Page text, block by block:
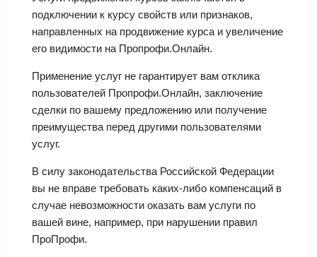
подключении к курсу свойств или признаков,
направленных на продвижение курса и увеличение
его видимости на Пропрофи.Онлайн.
Применение услуг не гарантирует вам отклика
пользователей Пропрофи.Онлайн, заключение
сделки по вашему предложению или получение
преимущества перед другими пользователями
услуг.
В силу законодательства Российской Федерации
вы не вправе требовать каких-либо компенсаций в
случае невозможности оказать вам услуги по
вашей вине, например, при нарушении правил
ПроПрофи.